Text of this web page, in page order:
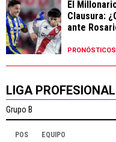
El
Clausura:
ante
PRONÓSTICOS
LIGA PROFESIONAL